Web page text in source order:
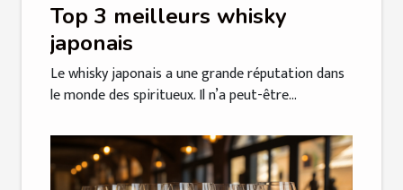
Top 3 meilleurs whisky
japonais
Le whisky japonais a une grande réputation dans
le monde des spiritueux. Il n’a peut-être...